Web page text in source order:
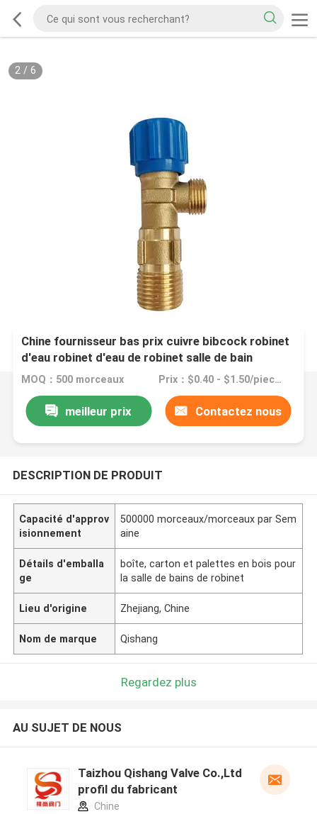
2/ 6
Chine fournisseur bas prix cuivre bibcock robinet
d'eau robinet d'eau de robinet salle de bain
MOQ：500 morceaux Prix：$0.40 - $1.50/pieces
meilleur prix Contactez nous
DESCRIPTION DE PRODUIT
Capacité d'approv
isionnement
500000 morceaux/morceaux par Sem
aine
Détails d'emballa
ge
boîte, carton et palettes en bois pour
la salle de bains de robinet
Lieu d'origine Zhejiang, Chine
Nom de marque Qishang
Regardez plus
AU SUJET DE NOUS
Taizhou Qishang Valve Co.,Ltd
profil du fabricant
Chine